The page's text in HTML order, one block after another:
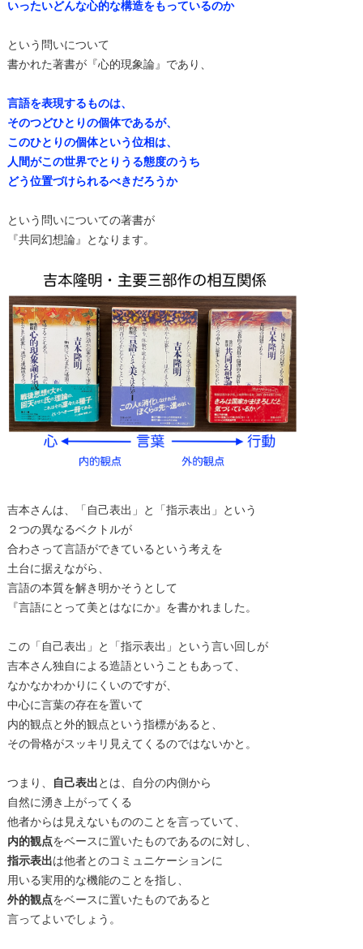
いったいどんな心的な構造をもっているのか
という問いについて
書かれた著書が『心的現象論』であり、
言語を表現するものは、
そのつどひとりの個体であるが、
このひとりの個体という位相は、
人間がこの世界でとりうる態度のうち
どう位置づけられるべきだろうか
という問いについての著書が
『共同幻想論』となります。
吉本さんは、「自己表出」と「指示表出」という
２つの異なるベクトルが
合わさって言語ができているという考えを
土台に据えながら、
言語の本質を解き明かそうとして
『言語にとって美とはなにか』を書かれました。
この「自己表出」と「指示表出」という言い回しが
吉本さん独自による造語ということもあって、
なかなかわかりにくいのですが、
中心に言葉の存在を置いて
内的観点と外的観点という指標があると、
その骨格がスッキリ見えてくるのではないかと。
つまり、 自己表出とは、自分の内側から
自然に湧き上がってくる
他者からは見えないもののことを言っていて、
内的観点をベースに置いたものであるのに対し、
指示表出は他者とのコミュニケーションに
用いる実用的な機能のことを指し、
外的観点をベースに置いたものであると
言ってよいでしょう。